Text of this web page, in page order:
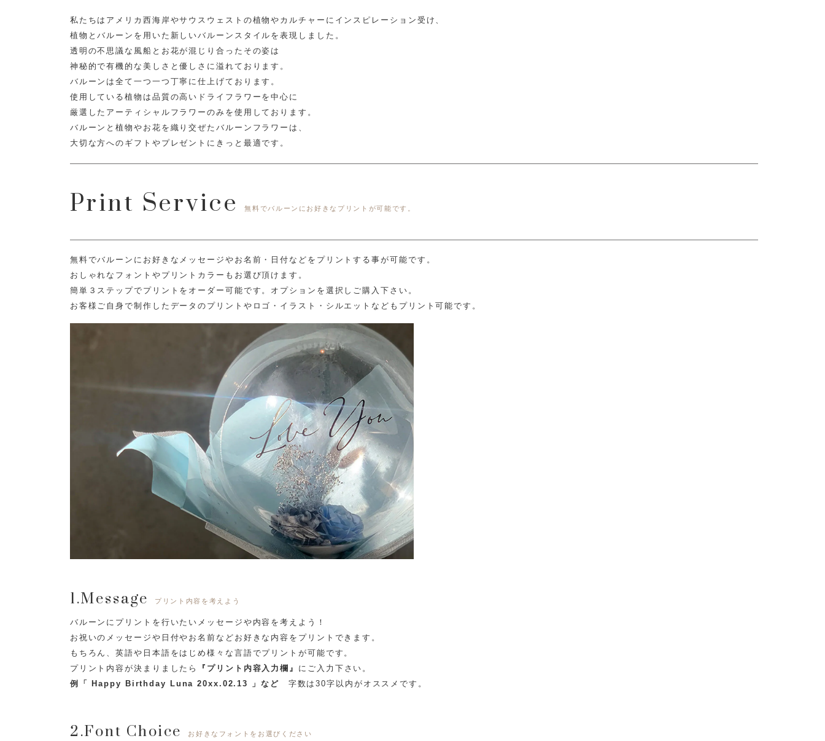
私たちはアメリカ西海岸やサウスウェストの植物やカルチャーにインスピレーション受け、
植物とバルーンを用いた新しいバルーンスタイルを表現しました。
透明の不思議な風船とお花が混じり合ったその姿は
神秘的で有機的な美しさと優しさに溢れております。
バルーンは全て一つ一つ丁寧に仕上げております。
使用している植物は品質の高いドライフラワーを中心に
厳選したアーティシャルフラワーのみを使用しております。
バルーンと植物やお花を織り交ぜたバルーンフラワーは、
大切な方へのギフトやプレゼントにきっと最適です。
Print Service 無料でバルーンにお好きなプリントが可能です。
無料でバルーンにお好きなメッセージやお名前・日付などをプリントする事が可能です。
おしゃれなフォントやプリントカラーもお選び頂けます。
簡単３ステップでプリントをオーダー可能です。オプションを選択しご購入下さい。
お客様ご自身で制作したデータのプリントやロゴ・イラスト・シルエットなどもプリント可能です。
1.Message プリント内容を考えよう
バルーンにプリントを行いたいメッセージや内容を考えよう！
お祝いのメッセージや日付やお名前などお好きな内容をプリントできます。
もちろん、英語や日本語をはじめ様々な言語でプリントが可能です。
プリント内容が決まりましたら
『プリント内容入力欄』 にご入力下さい。
例「 Happy Birthday Luna 20xx.02.13 」など 字数は30字以内がオススメです。
2.Font Choice お好きなフォントをお選びください